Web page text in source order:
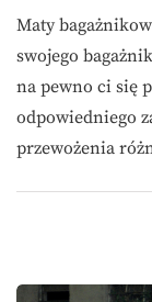
Maty
swojego
na pewno ci się
odpowiedniego
przewożenia